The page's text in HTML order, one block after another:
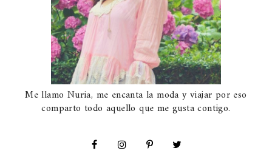
Me llamo Nuria, me encanta la moda y viajar por eso
comparto todo aquello que me gusta contigo.